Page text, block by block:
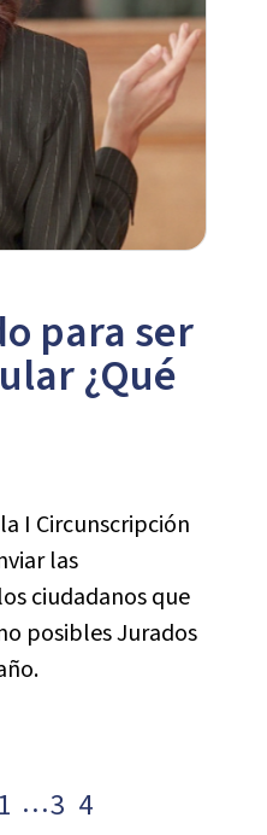
para ser
¿Qué
I Circunscripción
las
ciudadanos que
posibles Jurados
1 …3 4